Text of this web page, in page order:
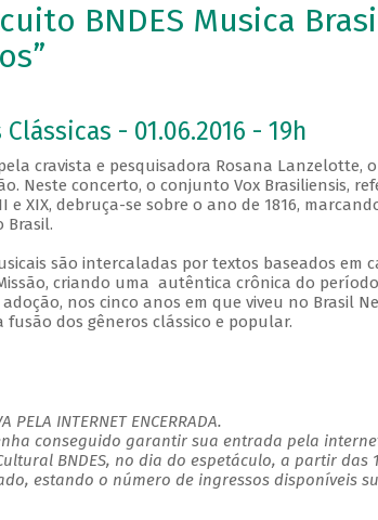
BNDES Musica
- 01.06.2016 - 19h
cravista e pesquisadora Rosana Lanzelotte,
Neste concerto, o conjunto Vox Brasiliensis,
e XIX, debruça-se sobre o ano de 1816,
Brasil.
são intercaladas por textos baseados
criando uma autêntica crônica do
nos cinco anos em que viveu no Brasil
fusão dos gêneros clássico e popular.
PELA INTERNET ENCERRADA.
conseguido garantir sua entrada pela
BNDES, no dia do espetáculo, a partir
estando o número de ingressos disponíveis